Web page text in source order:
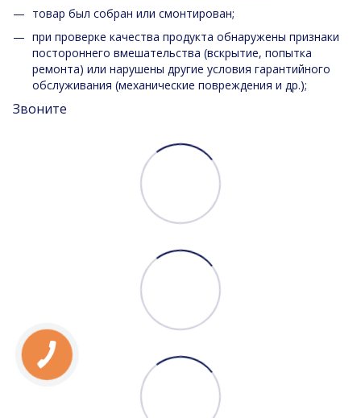
товар был собран или смонтирован;
при проверке качества продукта обнаружены признаки
постороннего вмешательства (вскрытие, попытка
ремонта) или нарушены другие условия гарантийного
обслуживания (механические повреждения и др.);
Звоните